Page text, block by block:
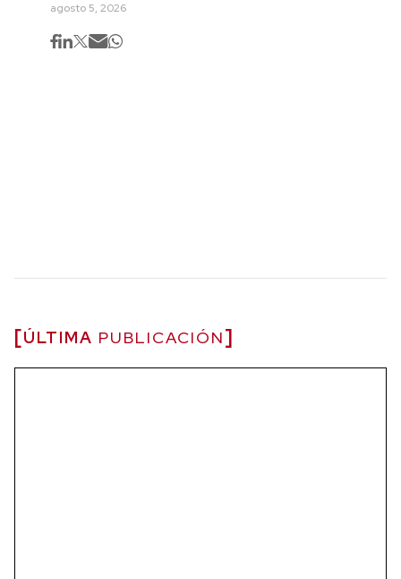
agosto 5, 2026
ÚLTIMA PUBLICACIÓN